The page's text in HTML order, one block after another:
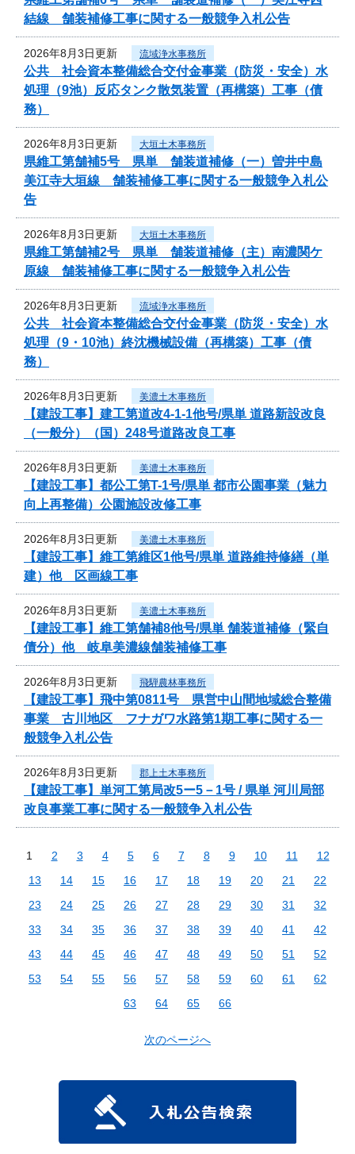
結線 舗装補修工事に関する一般競争入札公告
2026年8月3日更新 流域浄水事務所
公共 社会資本整備総合交付金事業（防災・安全）水
処理（9池）反応タンク散気装置（再構築）工事（債
務）
2026年8月3日更新 大垣土木事務所
県維工第舗補5号 県単 舗装道補修（一）曽井中島
美江寺大垣線 舗装補修工事に関する一般競争入札公
告
2026年8月3日更新 大垣土木事務所
県維工第舗補2号 県単 舗装道補修（主）南濃関ケ
原線 舗装補修工事に関する一般競争入札公告
2026年8月3日更新 流域浄水事務所
公共 社会資本整備総合交付金事業（防災・安全）水
処理（9・10池）終沈機械設備（再構築）工事（債
務）
2026年8月3日更新 美濃土木事務所
【建設工事】建工第道改4-1-1他号/県単 道路新設改良
（一般分）（国）248号道路改良工事
2026年8月3日更新 美濃土木事務所
【建設工事】都公工第T-1号/県単 都市公園事業（魅力
向上再整備）公園施設改修工事
2026年8月3日更新 美濃土木事務所
【建設工事】維工第維区1他号/県単 道路維持修繕（単
建）他 区画線工事
2026年8月3日更新 美濃土木事務所
【建設工事】維工第舗補8他号/県単 舗装道補修（緊自
債分）他 岐阜美濃線舗装補修工事
2026年8月3日更新 飛騨農林事務所
【建設工事】飛中第0811号 県営中山間地域総合整備
事業 古川地区 フナガワ水路第1期工事に関する一
般競争入札公告
2026年8月3日更新 郡上土木事務所
【建設工事】単河工第局改5ー5－1号 / 県単 河川局部
改良事業工事に関する一般競争入札公告
1 2 3 4 5 6 7 8 9 10 11
12
13
14 15 16 17 18 19 20 21
22
23
24 25 26 27 28 29 30 31
32
33
34 35 36 37 38 39 40 41
42
43
44 45 46 47 48 49 50 51
52
53
54 55 56 57 58 59 60 61
62
63
64 65 66
次のページへ